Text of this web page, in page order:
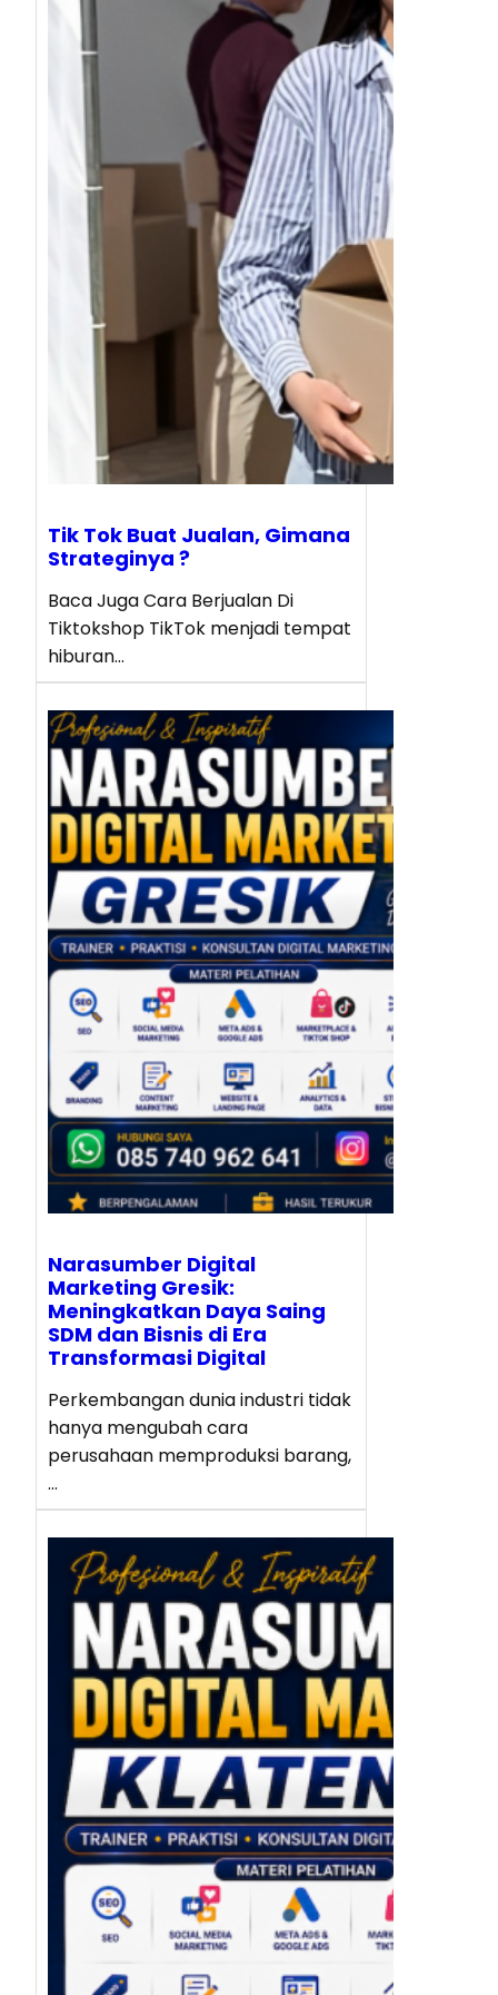
Tik Tok Buat Jualan, Gimana
Strateginya ?
Baca Juga Cara Berjualan Di
Tiktokshop TikTok menjadi tempat
hiburan…
Narasumber Digital
Marketing Gresik:
Meningkatkan Daya Saing
SDM dan Bisnis di Era
Transformasi Digital
Perkembangan dunia industri tidak
hanya mengubah cara
perusahaan memproduksi barang,
…